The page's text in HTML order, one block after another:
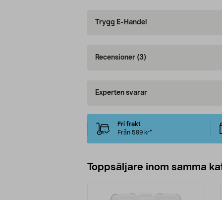
Trygg E-Handel
Recensioner (3)
Experten svarar
Fri frakt
Från 599 kr*
Toppsäljare inom samma